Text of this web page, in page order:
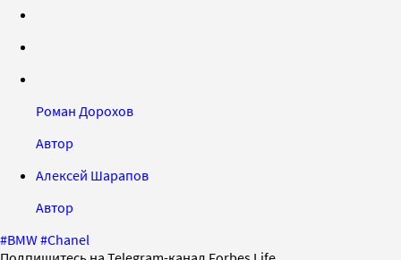
Роман Дорохов
Автор
Алексей Шарапов
Автор
#BMW #Chanel